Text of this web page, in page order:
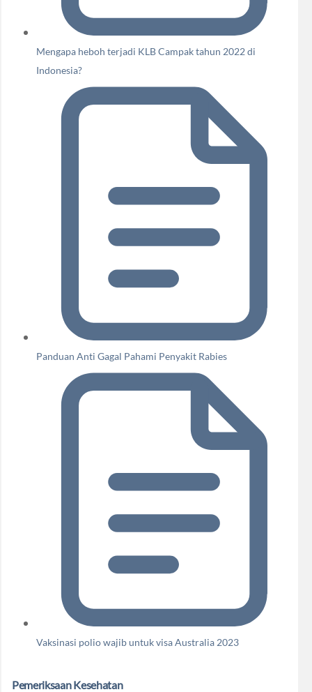
Mengapa heboh terjadi KLB Campak tahun 2022 di
Indonesia?
Panduan Anti Gagal Pahami Penyakit Rabies
Vaksinasi polio wajib untuk visa Australia 2023
Pemeriksaan Kesehatan